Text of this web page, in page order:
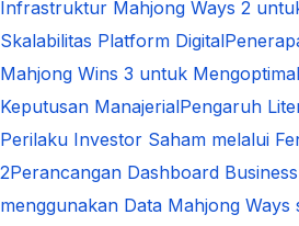
Infrastruktur Mahjong Ways 2
Skalabilitas Platform Digital
Mahjong Wins 3 untuk
Keputusan ManajerialPengaruh
Perilaku Investor Saham melalui
2Perancangan Dashboard
menggunakan Data Mahjong Ways